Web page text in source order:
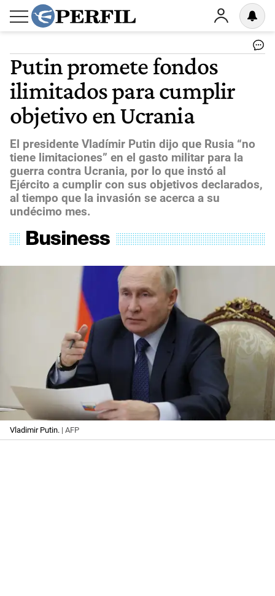
Putin promete fondos
ilimitados para cumplir
objetivo en Ucrania
El presidente Vladímir Putin dijo que Rusia “no
tiene limitaciones” en el gasto militar para la
guerra contra Ucrania, por lo que instó al
Ejército a cumplir con sus objetivos declarados,
al tiempo que la invasión se acerca a su
undécimo mes.
Vladimir Putin. | AFP